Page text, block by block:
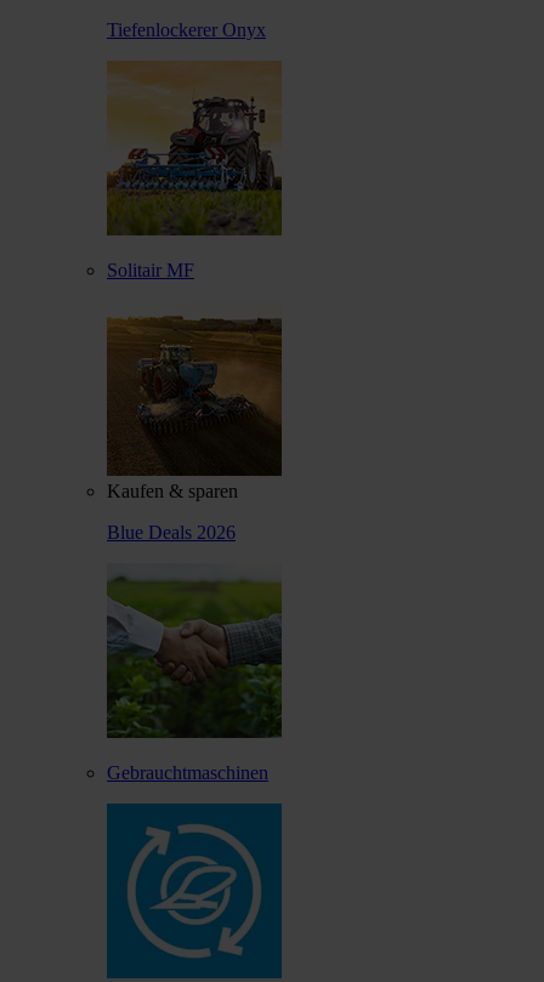
Tiefenlockerer Onyx
Solitair MF
Kaufen & sparen
Blue Deals 2026
Gebrauchtmaschinen